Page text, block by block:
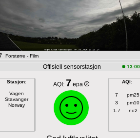
Forstørre - Film
Offisiell sensorstasjon
Stasjon:
Vagen
Stavanger
Norway
AQI: 7 epa AQI:
7
pm25
3
pm10
1.7
no2